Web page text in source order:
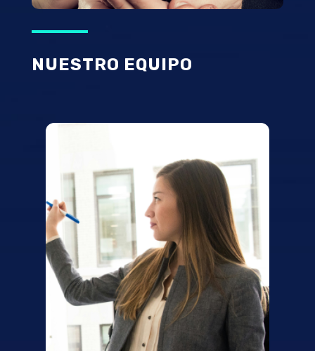
NUESTRO EQUIPO